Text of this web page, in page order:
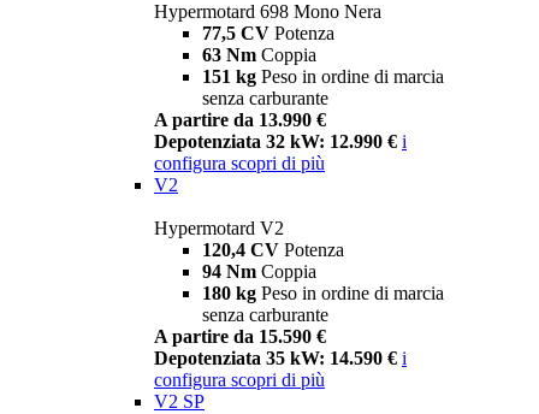
Hypermotard 698 Mono Nera
77,5 CV Potenza
63 Nm Coppia
151 kg Peso in ordine di marcia
senza carburante
A partire da 13.990 €
Depotenziata 32 kW: 12.990 € i
configura scopri di più
V2
Hypermotard V2
120,4 CV Potenza
94 Nm Coppia
180 kg Peso in ordine di marcia
senza carburante
A partire da 15.590 €
Depotenziata 35 kW: 14.590 € i
configura scopri di più
V2 SP